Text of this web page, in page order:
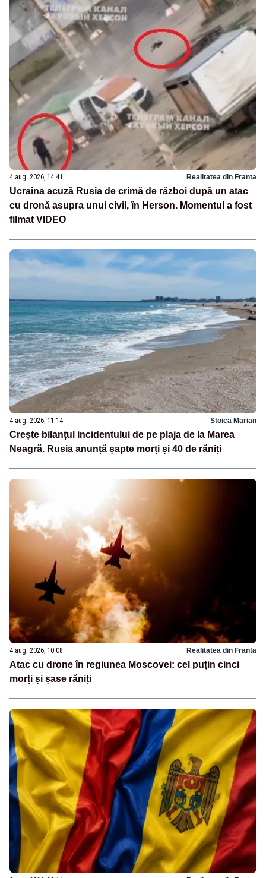
4 aug. 2026, 14:41 Realitatea din Franta
Ucraina acuză Rusia de crimă de război după un atac
cu dronă asupra unui civil, în Herson. Momentul a fost
filmat VIDEO
4 aug. 2026, 11:14 Stoica Marian
Crește bilanțul incidentului de pe plaja de la Marea
Neagră. Rusia anunță șapte morți și 40 de răniți
4 aug. 2026, 10:08 Realitatea din Franta
Atac cu drone în regiunea Moscovei: cel puțin cinci
morți și șase răniți